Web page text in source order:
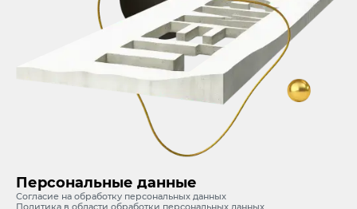
Персональные данные
Согласие на обработку персональных данных
Политика в области обработки персональных данных